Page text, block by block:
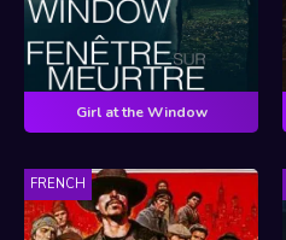
Girl at the Window
FRENCH